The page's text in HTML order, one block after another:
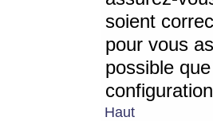
soient
pour vous
possible
Haut